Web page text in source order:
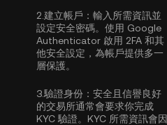
2. 建立帳戶： 輸入所需資訊並
設定安全密碼。使用 Google
Authenticator 啟用 2FA 和其
他安全設定，為帳戶提供多一
層保護。
3.驗證身份： 安全且信譽良好
的交易所通常會要求你完成
KYC 驗證。KYC 所需資訊會因